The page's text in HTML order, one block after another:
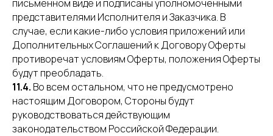
письменном виде и подписаны уполномоченными
представителями Исполнителя и Заказчика. В
случае, если какие-либо условия приложений или
Дополнительных Соглашений к Договору Оферты
противоречат условиям Оферты, положения Оферты
будут преобладать.
11.4. Во всем остальном, что не предусмотрено
настоящим Договором, Стороны будут
руководствоваться действующим
законодательством Российской Федерации.